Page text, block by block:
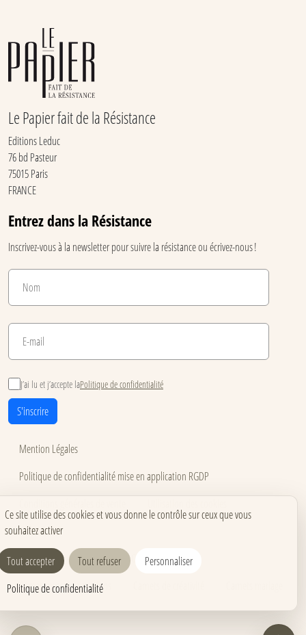
Le Papier fait de la Résistance
Editions Leduc
76 bd Pasteur
75015 Paris
FRANCE
Entrez dans la Résistance
Inscrivez-vous à la newsletter pour suivre la résistance ou écrivez-nous !
J’ai lu et j’accepte laPolitique de confidentialité
S'inscrire
Mention Légales
Politique de confidentialité mise en application RGDP
Accessibilité
Carnets pour événements
Carnets corporate
Carnets pros & formations
Ce site utilise des cookies et vous donne le contrôle sur ceux que vous
souhaitez activer
Tout accepter Tout refuser
Personnaliser
Politique de confidentialité